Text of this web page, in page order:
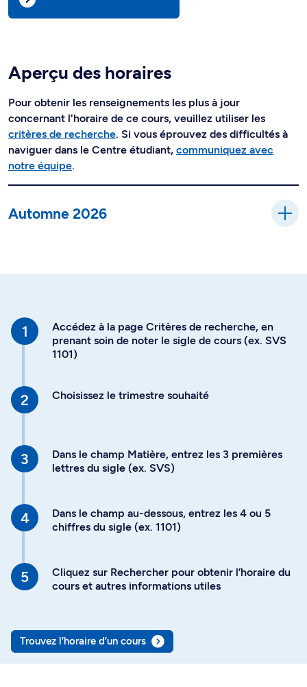
Aperçu des horaires
Pour obtenir les renseignements les plus à jour
concernant l'horaire de ce cours, veuillez utiliser les
critères de recherche. Si vous éprouvez des difficultés à
naviguer dans le Centre étudiant, communiquez avec
notre équipe.
Automne 2026
Accédez à la page Critères de recherche, en
prenant soin de noter le sigle de cours (ex. SVS
1101)
Choisissez le trimestre souhaité
Dans le champ Matière, entrez les 3 premières
lettres du sigle (ex. SVS)
Dans le champ au-dessous, entrez les 4 ou 5
chiffres du sigle (ex. 1101)
Cliquez sur Rechercher pour obtenir l’horaire du
cours et autres informations utiles
Trouvez l’horaire d’un cours